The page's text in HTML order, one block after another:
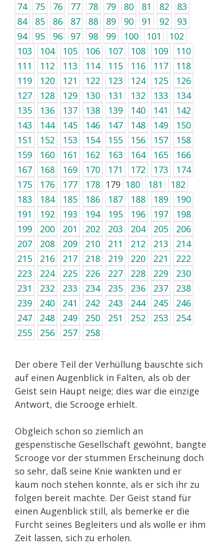
74
75 76 77 78 79 80 81 82
83
84
85 86 87 88 89 90 91 92
93
94
95 96 97 98 99 100 101
102
103
104 105 106 107 108 109
110
111
112 113 114 115 116 117
118
119
120 121 122 123 124 125
126
127
128 129 130 131 132 133
134
135
136 137 138 139 140 141
142
143
144 145 146 147 148 149
150
151
152 153 154 155 156 157
158
159
160 161 162 163 164 165
166
167
168 169 170 171 172 173
174
175
176 177 178 179 180 181
182
183
184 185 186 187 188 189
190
191
192 193 194 195 196 197
198
199
200 201 202 203 204 205
206
207
208 209 210 211 212 213
214
215
216 217 218 219 220 221
222
223
224 225 226 227 228 229
230
231
232 233 234 235 236 237
238
239
240 241 242 243 244 245
246
247
248 249 250 251 252 253
254
255
256 257 258
Der obere Teil der Verhüllung bauschte sich
auf einen Augenblick in Falten, als ob der
Geist sein Haupt neige; dies war die einzige
Antwort, die Scrooge erhielt.
Obgleich schon so ziemlich an
gespenstische Gesellschaft gewöhnt, bangte
Scrooge vor der stummen Erscheinung doch
so sehr, daß seine Knie wankten und er
kaum noch stehen konnte, als er sich ihr zu
folgen bereit machte. Der Geist stand für
einen Augenblick still, als bemerke er die
Furcht seines Begleiters und als wolle er ihm
Zeit lassen, sich zu erholen.